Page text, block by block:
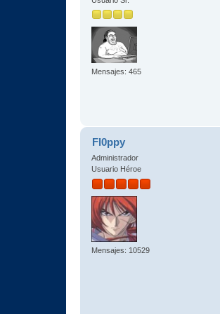
Mensajes: 465
Fl0ppy
Administrador
Usuario Héroe
Mensajes: 10529